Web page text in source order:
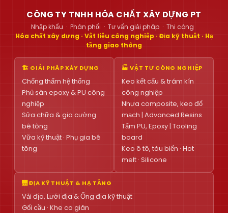
CÔNG TY TNHH HÓA CHẤT XÂY DỰNG PT
Nhập khẩu · Phân phối · Tư vấn giải pháp · Thi công
Hóa chất xây dựng · Vật liệu công nghiệp · Địa kỹ thuật · Hạ
tầng giao thông
🏗 GIẢI PHÁP XÂY DỰNG
Chống thấm hệ thống
Phủ sàn epoxy & PU công
nghiệp
Sửa chữa & gia cường
bê tông
Vữa kỹ thuật · Phụ gia bê
tông
🏭 VẬT TƯ CÔNG NGHIỆP
Keo kết cấu & trám kín
công nghiệp
Nhựa composite, keo đổ
mạch | Advanced Resins
Tấm PU, Epoxy | Tooling
board
Keo ô tô, tàu biển · Hot
melt · Silicone
🌉 ĐỊA KỸ THUẬT & HẠ TẦNG
Vải địa, Lưới địa & Ống địa kỹ thuật
Gối cầu · Khe co giãn